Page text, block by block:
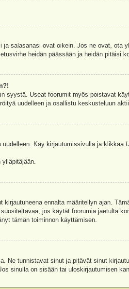
salasanasi ovat oikein. Jos ne ovat, ota
heidän päässään ja heidän pitäisi
syystä. Useat foorumit myös poistavat
uudelleen ja osallistu keskusteluun
Käy kirjautumissivulla ja klikkaa
kirjautuneena ennalta määritellyn ajan.
jos käytät foorumia jaetulta
tämän toiminnon käyttämisen.
Ne tunnistavat sinut ja pitävät sinut
sinulla on sisään tai uloskirjautumisen